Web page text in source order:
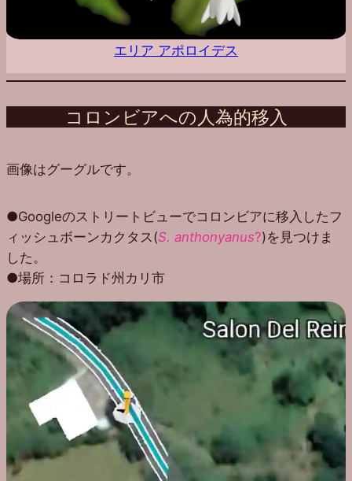
エリア アポロイデス
コロンビアへの人為的移入
画像はグーグルです。
●Googleのストリートビューでコロンビアに移入したフ
ィッシュボーンカクタス(S. anthonyanus?)を見つけま
した。
●場所：コロラド州カリ市